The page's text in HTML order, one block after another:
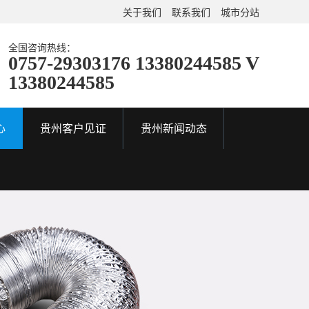
关于我们 联系我们 城市分站
全国咨询热线：
0757-29303176 13380244585 V
13380244585
贵州客户见证 贵州新闻动态